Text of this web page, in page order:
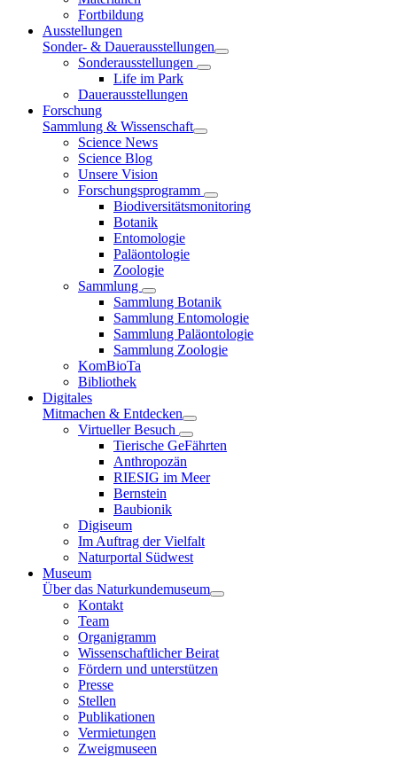
Fortbildung
Ausstellungen
Sonder- & Dauerausstellungen
Sonderausstellungen
Life im Park
Dauerausstellungen
Forschung
Sammlung & Wissenschaft
Science News
Science Blog
Unsere Vision
Forschungsprogramm
Biodiversitätsmonitoring
Botanik
Entomologie
Paläontologie
Zoologie
Sammlung
Sammlung Botanik
Sammlung Entomologie
Sammlung Paläontologie
Sammlung Zoologie
KomBioTa
Bibliothek
Digitales
Mitmachen & Entdecken
Virtueller Besuch
Tierische GeFährten
Anthropozän
RIESIG im Meer
Bernstein
Baubionik
Digiseum
Im Auftrag der Vielfalt
Naturportal Südwest
Museum
Über das Naturkundemuseum
Kontakt
Team
Organigramm
Wissenschaftlicher Beirat
Fördern und unterstützen
Presse
Stellen
Publikationen
Vermietungen
Zweigmuseen